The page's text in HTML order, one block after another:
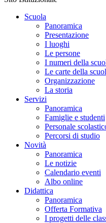
Scuola
Panoramica
Presentazione
I luoghi
Le persone
I numeri della
Le carte della
Organizzazione
La storia
Servizi
Panoramica
Famiglie e studenti
Personale
Percorsi di studio
Novità
Panoramica
Le notizie
Calendario eventi
Albo online
Didattica
Panoramica
Offerta Formativa
I progetti delle